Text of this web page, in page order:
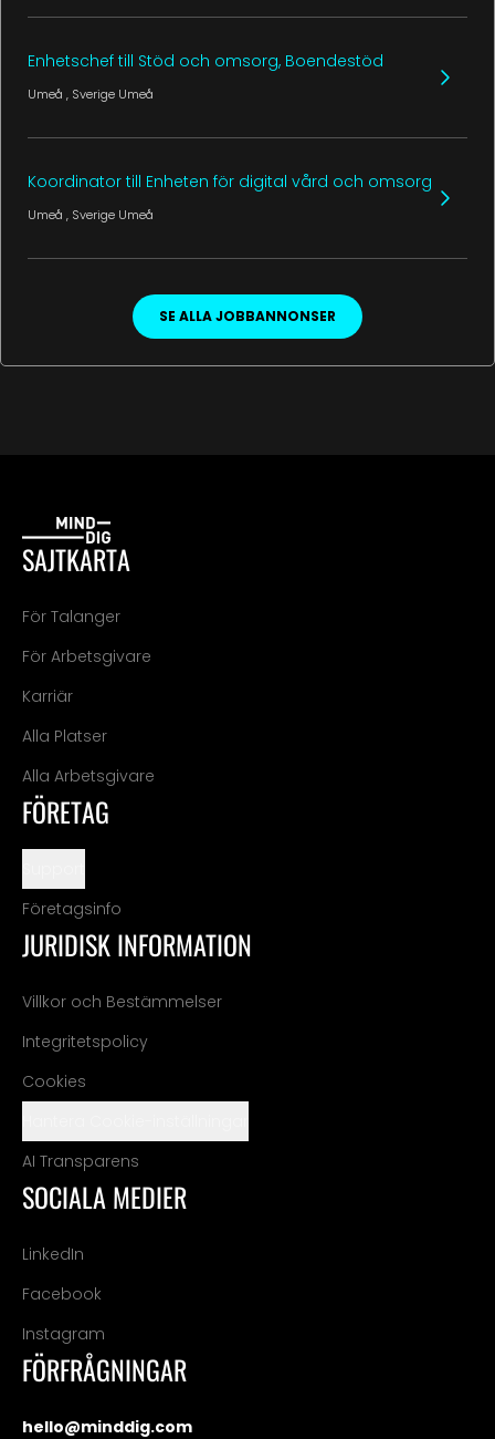
Enhetschef till Stöd och omsorg, Boendestöd
Umeå , Sverige Umeå
Koordinator till Enheten för digital vård och omsorg
Umeå , Sverige Umeå
SE ALLA JOBBANNONSER
SAJTKARTA
För Talanger
För Arbetsgivare
Karriär
Alla Platser
Alla Arbetsgivare
FÖRETAG
Företagsinfo
JURIDISK INFORMATION
Villkor och Bestämmelser
Integritetspolicy
Cookies
AI Transparens
SOCIALA MEDIER
LinkedIn
Facebook
Instagram
FÖRFRÅGNINGAR
hello@minddig.com